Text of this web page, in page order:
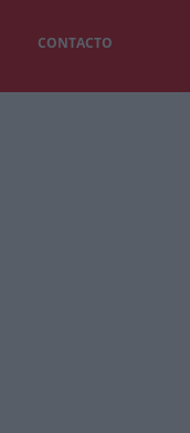
CONTACTO